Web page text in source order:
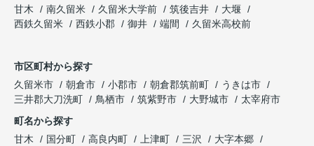
甘木
南久留米 久留米大学前 筑後吉井
大堰
西鉄久留米
西鉄小郡 御井 端間 久留米高校前
市区町村から探す
久留米市
朝倉市 小郡市 朝倉郡筑前町
うきは市
三井郡大刀洗町
鳥栖市 筑紫野市 大野城市
太宰府市
町名から探す
甘木
国分町 高良内町 上津町 三沢
大字本郷